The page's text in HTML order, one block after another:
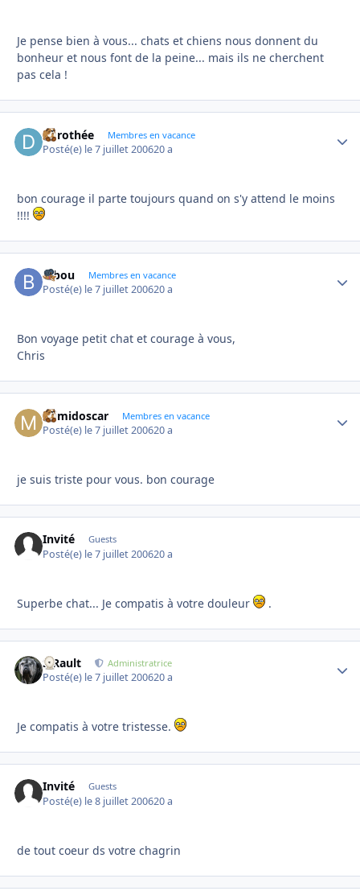
Je pense bien à vous... chats et chiens nous donnent du
bonheur et nous font de la peine... mais ils ne cherchent
pas cela !
dorothée Membres en vacance
Posté(e) le 7 juillet 200620 a
bon courage il parte toujours quand on s'y attend le moins
!!!!
bibou Membres en vacance
Posté(e) le 7 juillet 200620 a
Bon voyage petit chat et courage à vous,
Chris
mimidoscar Membres en vacance
Posté(e) le 7 juillet 200620 a
je suis triste pour vous. bon courage
Invité Guests
Posté(e) le 7 juillet 200620 a
Superbe chat... Je compatis à votre douleur .
S.Rault Administratrice
Posté(e) le 7 juillet 200620 a
Je compatis à votre tristesse.
Invité Guests
Posté(e) le 8 juillet 200620 a
de tout coeur ds votre chagrin